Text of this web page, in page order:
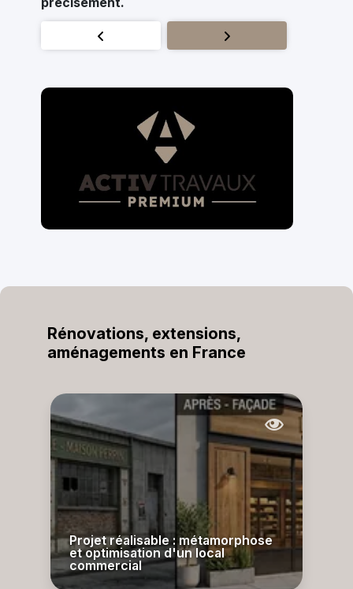
Rénovations, extensions,
aménagements en France
Projet réalisable : métamorphose
et optimisation d'un local
commercial